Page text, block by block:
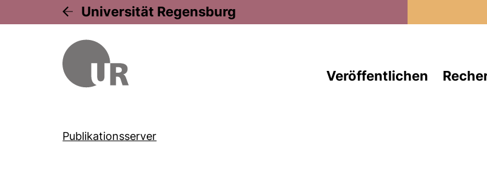
Universität Regensburg
Veröffentlichen
Publikationsserver